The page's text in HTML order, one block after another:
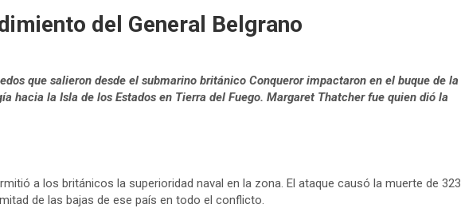
del General Belgrano
que salieron desde el submarino británico Conqueror impactaron en el buque de la
hacia la Isla de los Estados en Tierra del Fuego. Margaret Thatcher fue quien dió la
a los británicos la superioridad naval en la zona. El ataque causó la muerte de 323
de las bajas de ese país en todo el conflicto.